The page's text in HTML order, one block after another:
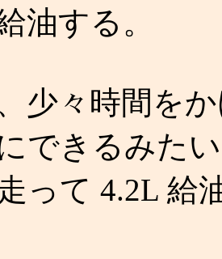
油する。
少々時間を
できるみた
って 4.2L 給